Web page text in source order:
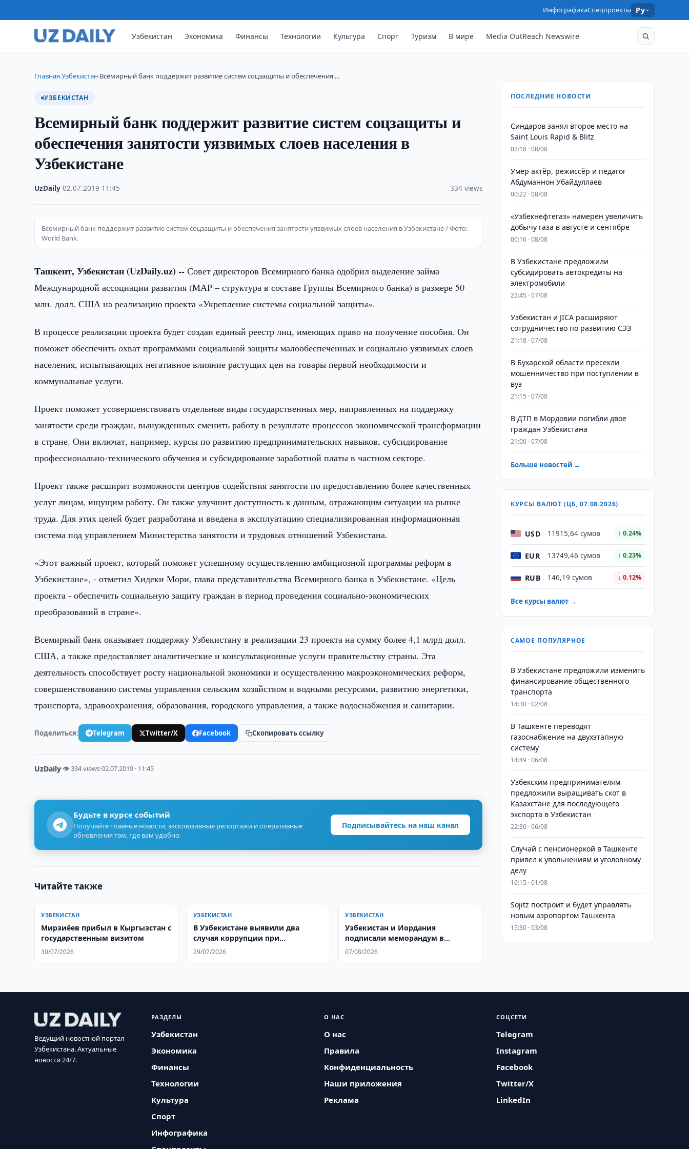
ИнфографикаСпецпроекты Ру
Узбекистан Экономика Финансы Технологии Культура Спорт Туризм В мире Media OutReach Newswire
Главная›Узбекистан›Всемирный банк поддержит развитие систем соцзащиты и обеспечения …
УЗБЕКИСТАН
Всемирный банк поддержит развитие систем соцзащиты и
обеспечения занятости уязвимых слоев населения в
Узбекистане
UzDaily ·02.07.2019 11:45 334 views
Всемирный банк поддержит развитие систем соцзащиты и обеспечения занятости уязвимых слоев населения в Узбекистане / Фото:
World Bank.
Ташкент, Узбекистан (UzDaily.uz) --Совет директоров Всемирного банка одобрил выделение займа
Международной ассоциации развития (МАР – структура в составе Группы Всемирного банка) в размере 50
млн. долл. США на реализацию проекта «Укрепление системы социальной защиты».
В процессе реализации проекта будет создан единый реестр лиц, имеющих право на получение пособия. Он
поможет обеспечить охват программами социальной защиты малообеспеченных и социально уязвимых слоев
населения, испытывающих негативное влияние растущих цен на товары первой необходимости и
коммунальные услуги.
Проект поможет усовершенствовать отдельные виды государственных мер, направленных на поддержку
занятости среди граждан, вынужденных сменить работу в результате процессов экономической трансформации
в стране. Они включат, например, курсы по развитию предпринимательских навыков, субсидирование
профессионально-технического обучения и субсидирование заработной платы в частном секторе.
Проект также расширит возможности центров содействия занятости по предоставлению более качественных
услуг лицам, ищущим работу. Он также улучшит доступность к данным, отражающим ситуации на рынке
труда. Для этих целей будет разработана и введена в эксплуатацию специализированная информационная
система под управлением Министерства занятости и трудовых отношений Узбекистана.
«Этот важный проект, который поможет успешному осуществлению амбициозной программы реформ в
Узбекистане», - отметил Хидеки Мори, глава представительства Всемирного банка в Узбекистане. «Цель
проекта - обеспечить социальную защиту граждан в период проведения социально-экономических
преобразований в стране».
Всемирный банк оказывает поддержку Узбекистану в реализации 23 проекта на сумму более 4,1 млрд долл.
США, а также предоставляет аналитические и консультационные услуги правительству страны. Эта
деятельность способствует росту национальной экономики и осуществлению макроэкономических реформ,
совершенствованию системы управления сельским хозяйством и водными ресурсами, развитию энергетики,
транспорта, здравоохранения, образования, городского управления, а также водоснабжения и санитарии.
Поделиться: Telegram Twitter/X Facebook Скопировать ссылку
UzDaily·👁 334 views·02.07.2019 · 11:45
Будьте в курсе событий
Получайте главные новости, эксклюзивные репортажи и оперативные
обновления там, где вам удобно.
Подписывайтесь на наш канал
Читайте также
УЗБЕКИСТАН
Мирзиёев прибыл в Кыргызстан с
государственным визитом
30/07/2026
УЗБЕКИСТАН
В Узбекистане выявили два
случая коррупции при
оформлении земли
29/07/2026
УЗБЕКИСТАН
Узбекистан и Иордания
подписали меморандум в
аграрной науке
07/08/2026
ПОСЛЕДНИЕ НОВОСТИ
Синдаров занял второе место на
Saint Louis Rapid & Blitz
02:18 · 08/08
Умер актёр, режиссёр и педагог
Абдуманнон Убайдуллаев
00:22 · 08/08
«Узбекнефтегаз» намерен увеличить
добычу газа в августе и сентябре
00:16 · 08/08
В Узбекистане предложили
субсидировать автокредиты на
электромобили
22:45 · 07/08
Узбекистан и JICA расширяют
сотрудничество по развитию СЭЗ
21:18 · 07/08
В Бухарской области пресекли
мошенничество при поступлении в
вуз
21:15 · 07/08
В ДТП в Мордовии погибли двое
граждан Узбекистана
21:00 · 07/08
Больше новостей →
КУРСЫ ВАЛЮТ (ЦБ, 07.08.2026)
USD 11915,64 сумов ↑ 0.24%
EUR 13749,46 сумов ↑ 0.23%
RUB 146,19 сумов ↓ 0.12%
Все курсы валют →
САМОЕ ПОПУЛЯРНОЕ
В Узбекистане предложили изменить
финансирование общественного
транспорта
14:30 · 02/08
В Ташкенте переводят
газоснабжение на двухэтапную
систему
14:49 · 06/08
Узбекским предпринимателям
предложили выращивать скот в
Казахстане для последующего
экспорта в Узбекистан
22:30 · 06/08
Случай с пенсионеркой в Ташкенте
привел к увольнениям и уголовному
делу
16:15 · 01/08
Sojitz построит и будет управлять
новым аэропортом Ташкента
15:30 · 03/08
Ведущий новостной портал
Узбекистана. Актуальные
новости 24/7.
РАЗДЕЛЫ
Узбекистан
Экономика
Финансы
Технологии
Культура
Спорт
Инфографика
О НАС
О нас
Правила
Конфиденциальность
Наши приложения
Реклама
СОЦСЕТИ
Telegram
Instagram
Facebook
Twitter/X
LinkedIn